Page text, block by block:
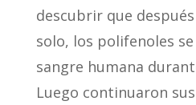
descubrir que
solo, los polifenoles
sangre humana
Luego continuaron